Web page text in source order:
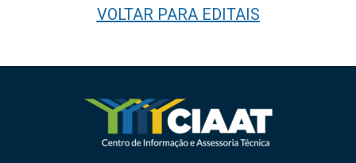
VOLTAR PARA EDITAIS